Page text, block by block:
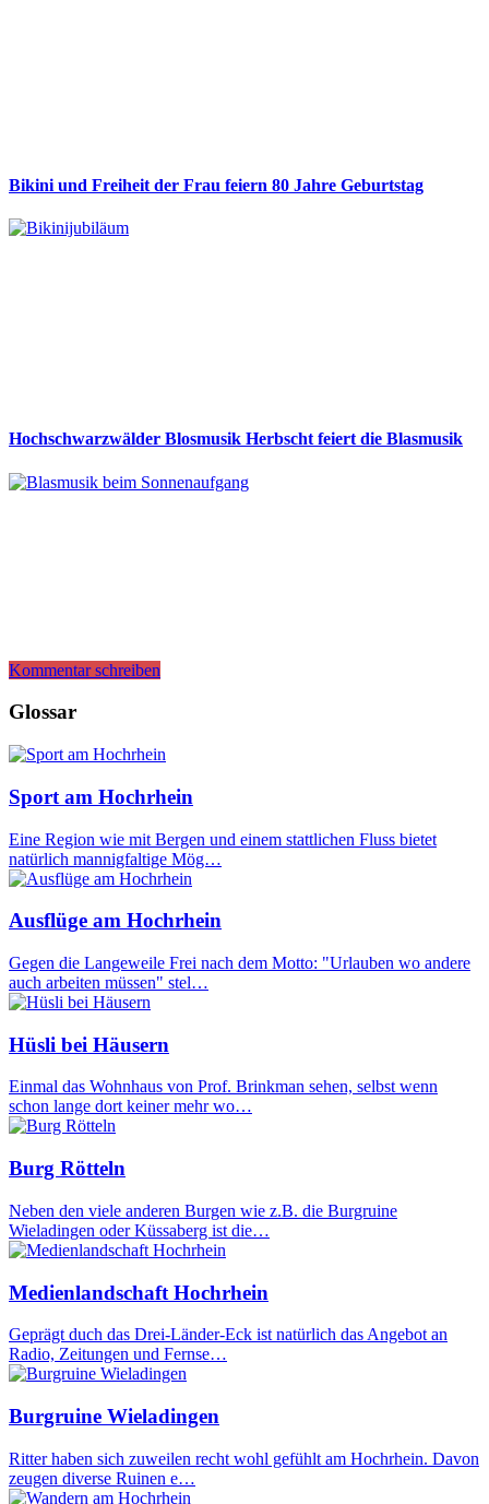
Bikini und Freiheit der Frau feiern 80 Jahre Geburtstag
Hochschwarzwälder Blosmusik Herbscht feiert die Blasmusik
Kommentar schreiben
Glossar
Sport am Hochrhein
Eine Region wie mit Bergen und einem stattlichen Fluss bietet
natürlich mannigfaltige Mög…
Ausflüge am Hochrhein
Gegen die Langeweile Frei nach dem Motto: "Urlauben wo andere
auch arbeiten müssen" stel…
Hüsli bei Häusern
Einmal das Wohnhaus von Prof. Brinkman sehen, selbst wenn
schon lange dort keiner mehr wo…
Burg Rötteln
Neben den viele anderen Burgen wie z.B. die Burgruine
Wieladingen oder Küssaberg ist die…
Medienlandschaft Hochrhein
Geprägt duch das Drei-Länder-Eck ist natürlich das Angebot an
Radio, Zeitungen und Fernse…
Burgruine Wieladingen
Ritter haben sich zuweilen recht wohl gefühlt am Hochrhein. Davon
zeugen diverse Ruinen e…